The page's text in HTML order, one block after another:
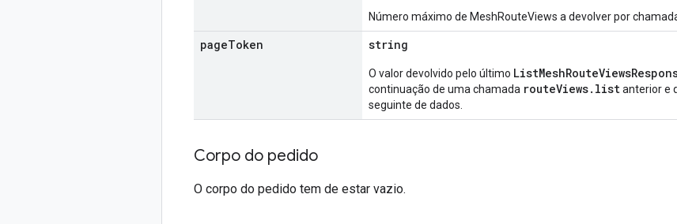
Número máximo de MeshRouteViews a devolver por
pageToken string
O valor devolvido pelo último
continuação de uma chamada routeViews.listanterior e
seguinte de dados.
Corpo do pedido
O corpo do pedido tem de estar vazio.